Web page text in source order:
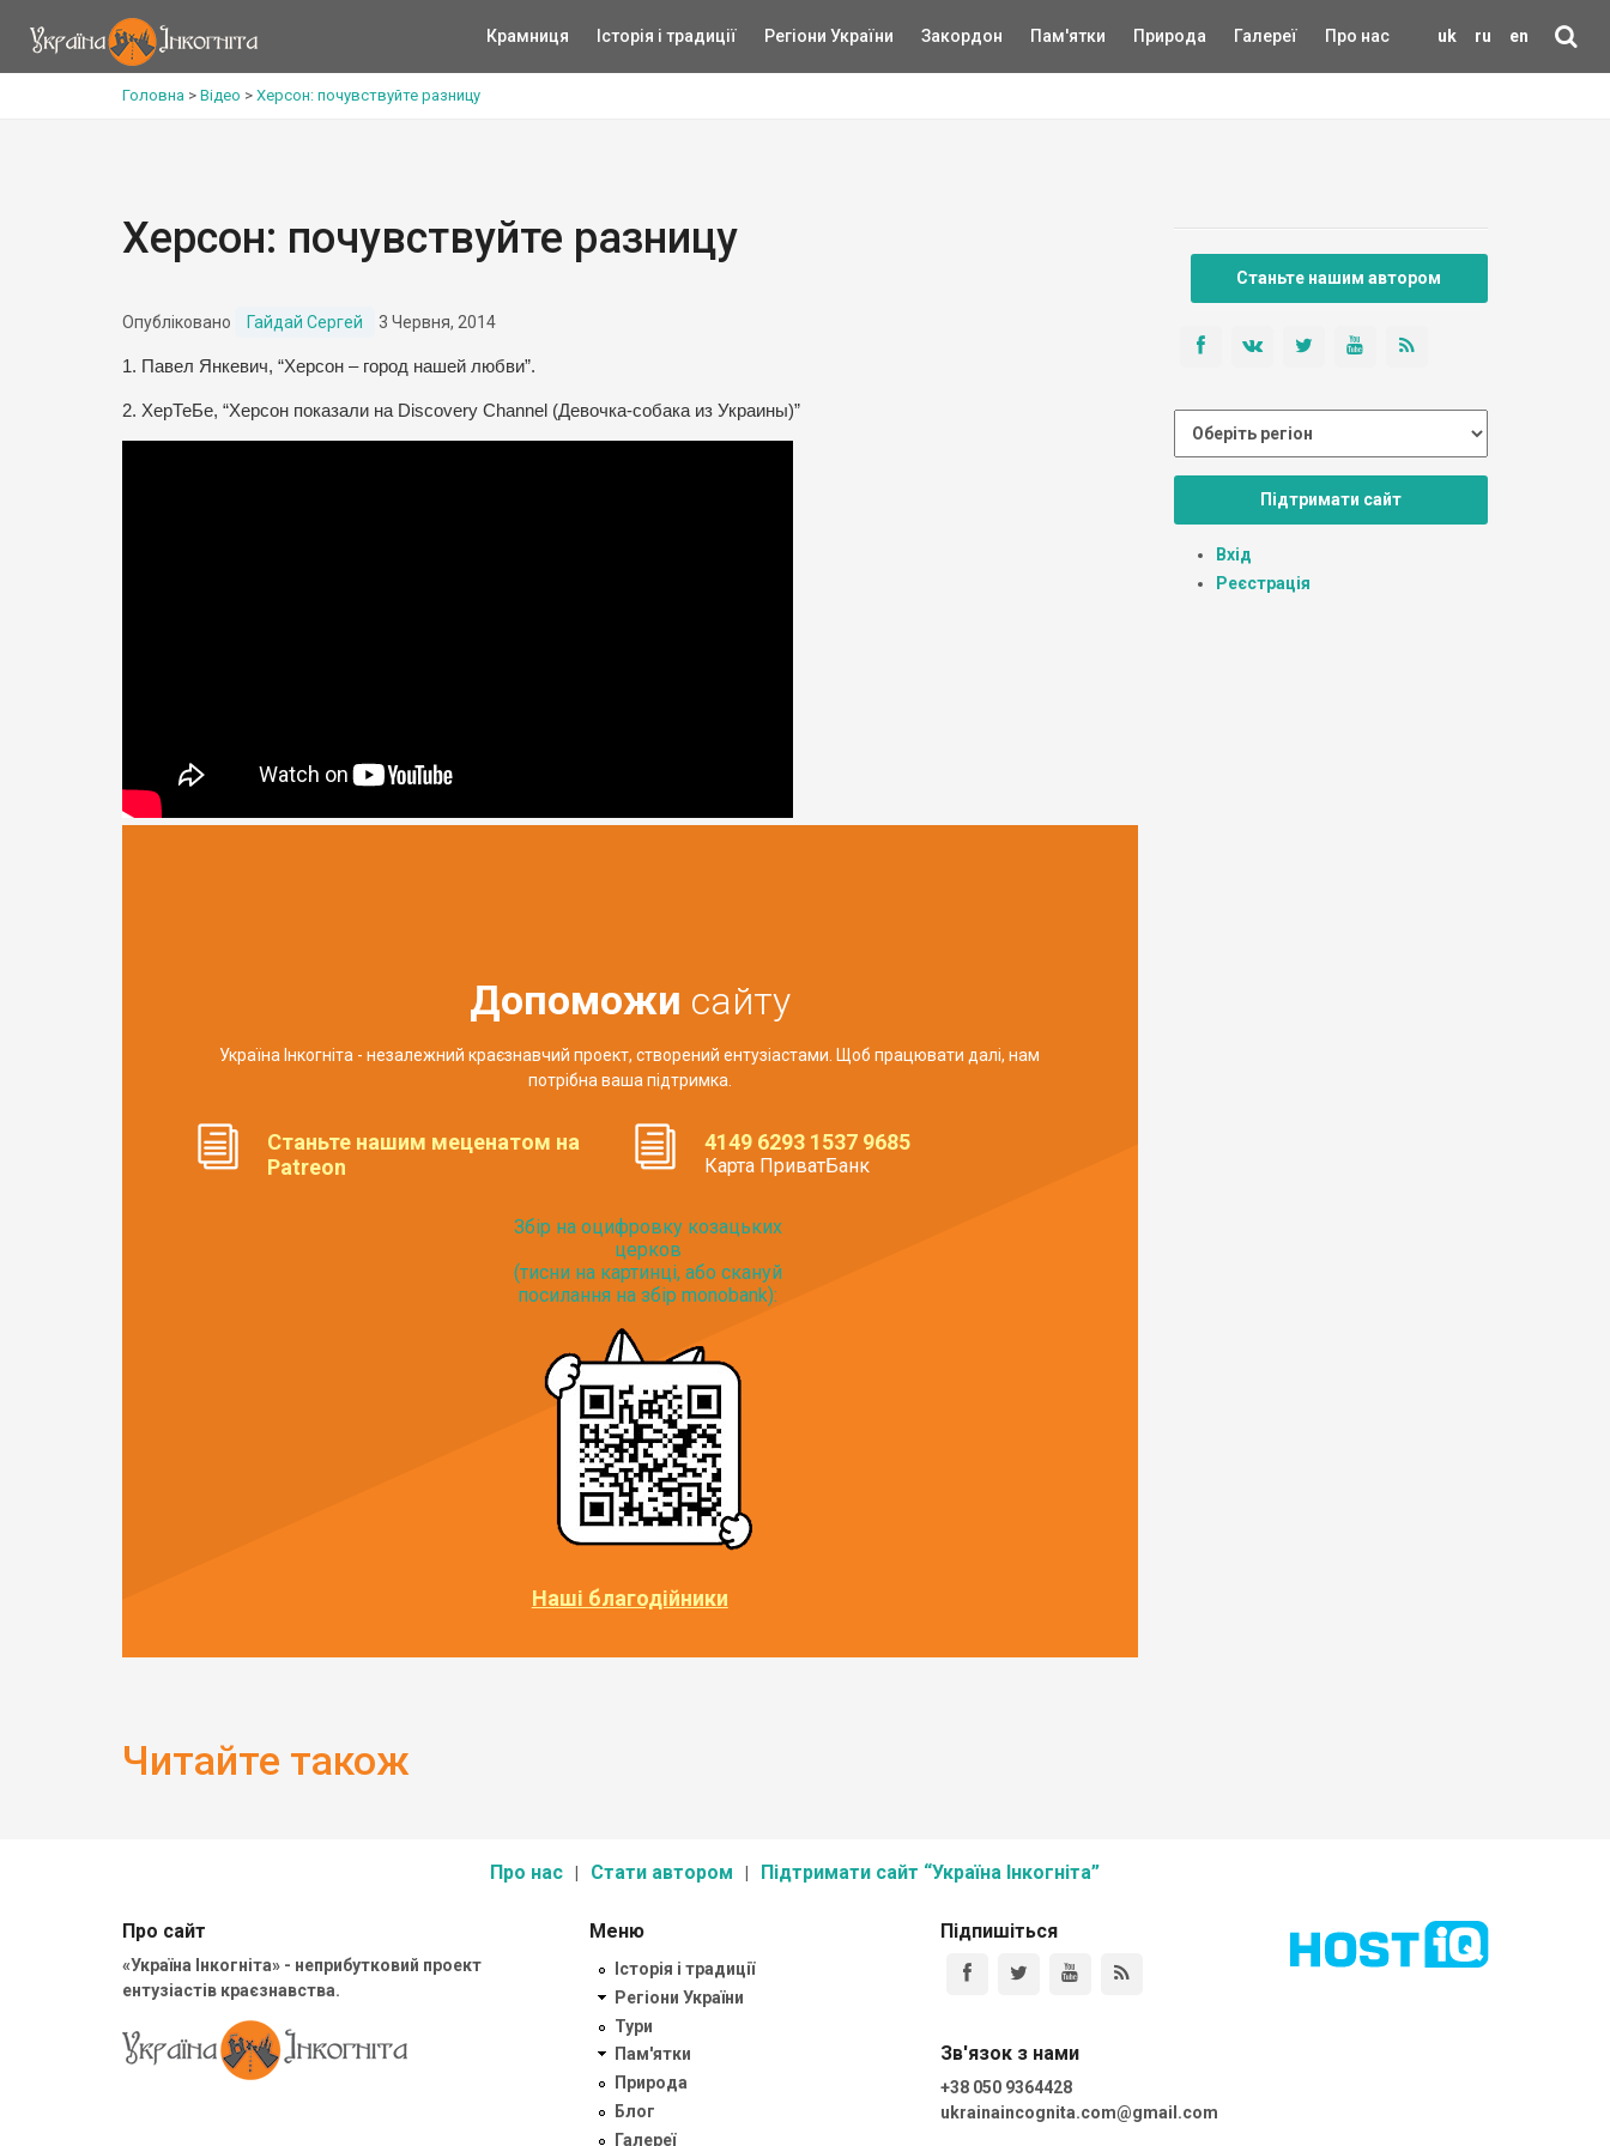
uk ru en
Крамниця Історія і традиції Регіони України Закордон Пам'ятки Природа Галереї Про нас
Головна > Відео > Херсон: почувствуйте разницу
Херсон: почувствуйте разницу
Опубліковано Гайдай Сергей 3 Червня, 2014
1. Павел Янкевич, “Херсон – город нашей любви”.
2. ХерТеБе, “Херсон показали на Discovery Channel (Девочка-собака из Украины)”
Допоможи сайту
Україна Інкогніта - незалежний краєзнавчий проект, створений ентузіастами. Щоб працювати далі, нам
потрібна ваша підтримка.
Станьте нашим меценатом на
Patreon
4149 6293 1537 9685
Карта ПриватБанк
Збір на оцифровку козацьких
церков
(тисни на картинці, або скануй
посилання на збір monobank):
Наші благодійники
Читайте також
Станьте нашим автором
Підтримати сайт
Вхід
Реєстрація
Про нас Стати автором Підтримати сайт “Україна Інкогніта”
Про сайт
«Україна Інкогніта» - неприбутковий проект
ентузіастів краєзнавства.
Меню
Історія і традиції
Регіони України
Тури
Пам'ятки
Природа
Блог
Галереї
Підпишіться
Зв'язок з нами
+38 050 9364428
ukrainaincognita.com@gmail.com